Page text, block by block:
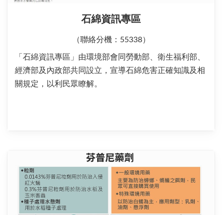
石綿資訊專區
（聯絡分機：55338）
「石綿資訊專區」由環境部會同勞動部、衛生福利部、
經濟部及內政部共同設立，宣導石綿危害正確知識及相
關規定，以利民眾瞭解。